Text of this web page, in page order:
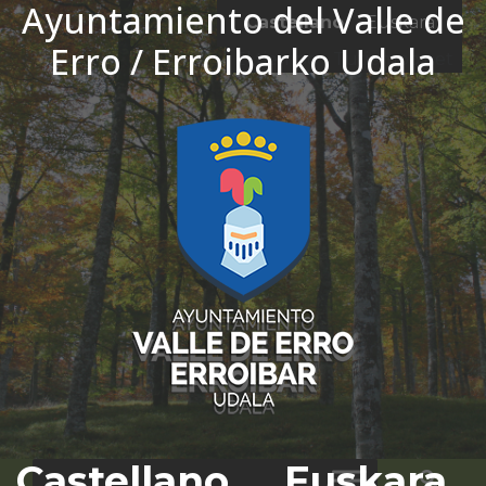
Ayuntamiento del Valle de
Erro / Erroibarko Udala
Ir al contenido
Castellano
Euskara
El tiempo - Tutiempo.net